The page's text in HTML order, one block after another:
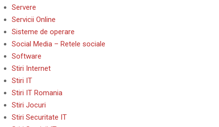
Servere
Servicii Online
Sisteme de operare
Social Media – Retele sociale
Software
Stiri Internet
Stiri IT
Stiri IT Romania
Stiri Jocuri
Stiri Securitate IT